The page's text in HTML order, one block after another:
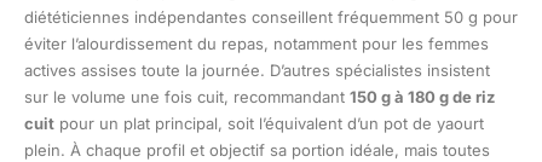
diététiciennes indépendantes conseillent fréquemment 50 g pour
éviter l’alourdissement du repas, notamment pour les femmes
actives assises toute la journée. D’autres spécialistes insistent
sur le volume une fois cuit, recommandant 150 g à 180 g de riz
cuit pour un plat principal, soit l’équivalent d’un pot de yaourt
plein. À chaque profil et objectif sa portion idéale, mais toutes